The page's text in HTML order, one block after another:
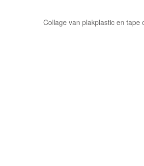
Collage van plakplastic en tape